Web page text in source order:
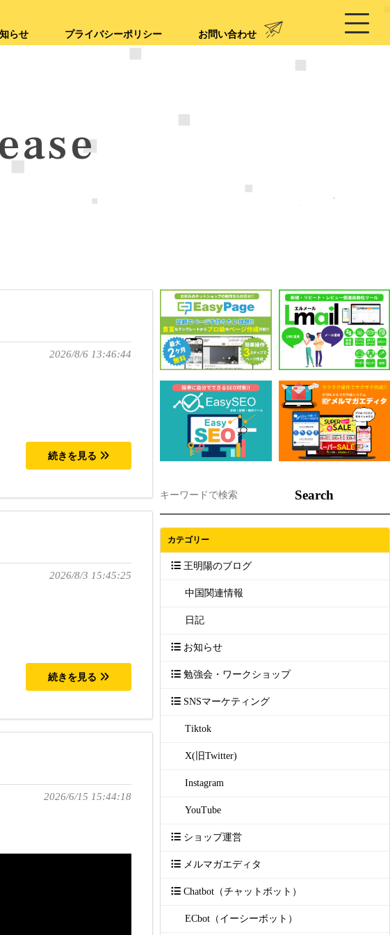
らせ プライバシーポリシー お問い合わせ
2026/8/6 13:46:44
続きを見る
2026/8/3 15:45:25
続きを見る
2026/6/15 15:44:18
Search
カテゴリー
王明陽のブログ
中国関連情報
日記
お知らせ
勉強会・ワークショップ
SNSマーケティング
Tiktok
X(旧Twitter)
Instagram
YouTube
ショップ運営
メルマガエディタ
Chatbot（チャットボット）
ECbot（イーシーボット）